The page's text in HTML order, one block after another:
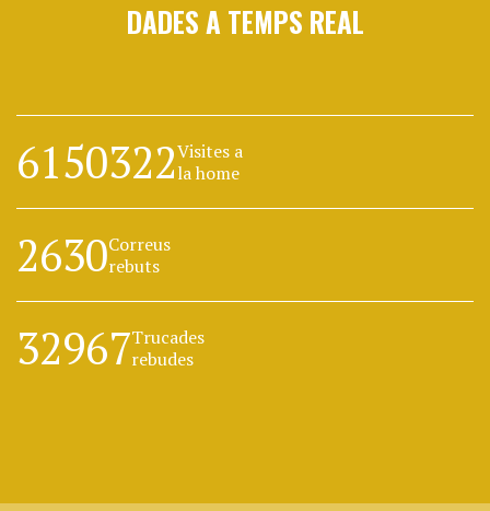
DADES A TEMPS REAL
6150322Visites a
la home
2630Correus
rebuts
32967Trucades
rebudes